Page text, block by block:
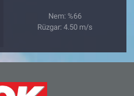
Nem: %66
Rüzgar: 4.50 m/s